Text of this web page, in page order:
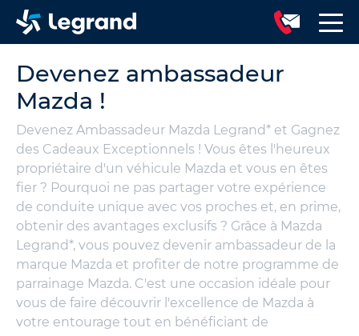
Devenez ambassadeur
Mazda !
Devenez Ambassadeur Mazda Legrand* et Gagnez
des Cadeaux Exceptionnels ! Vous êtes l'heureux
propriétaire d'un véhicule Mazda et vous en êtes
fier ? Pourquoi ne pas partager votre expérience
de conduite unique avec vos proches et, en prime,
obtenir des avantages exclusifs ? Grâce à Mazda
Legrand*, vous pouvez devenir ambassadeur de la
marque Mazda et profiter de notre programme de
parrainage Mazda. C'est une occasion idéale pour
vous de faire découvrir l'excellence de Mazda à
votre entourage tout en bénéficiant de